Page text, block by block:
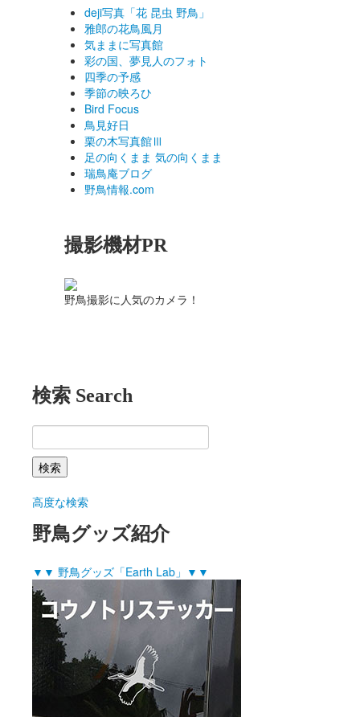
deji写真「花 昆虫 野鳥」
雅郎の花鳥風月
気ままに写真館
彩の国、夢見人のフォト
四季の予感
季節の映ろひ
Bird Focus
鳥見好日
栗の木写真館Ⅲ
足の向くまま 気の向くまま
瑞鳥庵ブログ
野鳥情報.com
撮影機材PR
野鳥撮影に人気のカメラ！
検索 Search
高度な検索
野鳥グッズ紹介
▼▼ 野鳥グッズ「Earth Lab」▼▼